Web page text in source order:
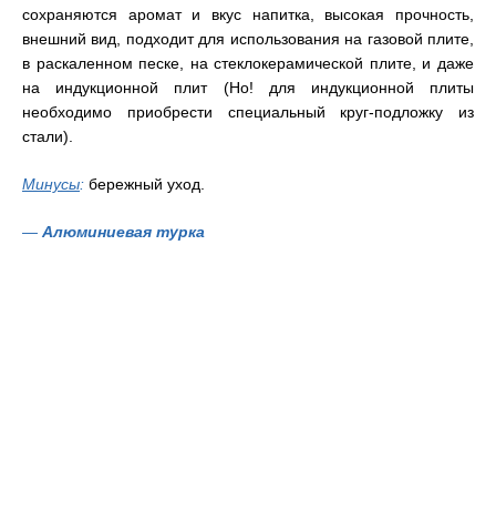
сохраняются аромат и вкус напитка, высокая прочность,
внешний вид, подходит для использования на газовой плите,
в раскаленном песке, на стеклокерамической плите, и даже
на индукционной плит (Но! для индукционной плиты
необходимо приобрести специальный круг-подложку из
стали).
Минусы: бережный уход.
— Алюминиевая турка